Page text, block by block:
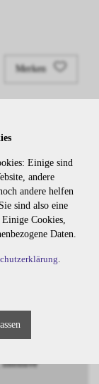
Merken
von L'Oréal
langanhaltende
Wirkstoffe
leuchtende
Einige sind
andere
andere helfen
sind also eine
Cookies,
Daten.
.